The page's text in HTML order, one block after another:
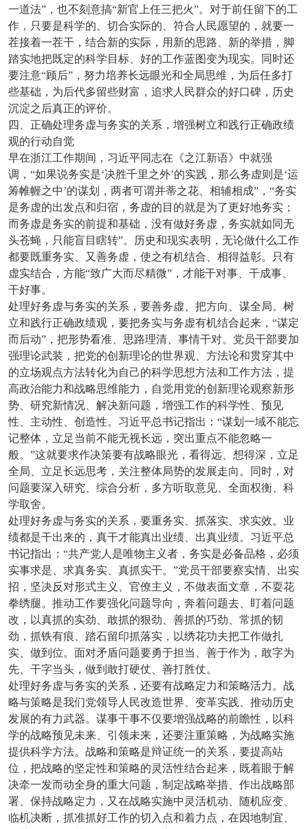
一道法”，也不刻意搞“新官上任三把火”。对于前任留下的工
作，只要是科学的、切合实际的、符合人民愿望的，就要一
茬接着一茬干，结合新的实际，用新的思路、新的举措，脚
踏实地把既定的科学目标、好的工作蓝图变为现实。同时还
要注意“顾后”，努力培养长远眼光和全局思维，为后任多打
些基础，为后代多留些财富，追求人民群众的好口碑，历史
沉淀之后真正的评价。
四、正确处理务虚与务实的关系，增强树立和践行正确政绩
观的行动自觉
早在浙江工作期间，习近平同志在《之江新语》中就强
调，“如果说务实是‘决胜千里之外’的实践，那么务虚则是‘运
筹帷幄之中’的谋划，两者可谓并蒂之花、相辅相成”，“务实
是务虚的出发点和归宿，务虚的目的就是为了更好地务实；
而务虚是务实的前提和基础，没有做好务虚，务实就如同无
头苍蝇，只能盲目瞎转”。历史和现实表明，无论做什么工作
都要既重务实、又善务虚，使之有机结合、相得益彰。只有
虚实结合，方能“致广大而尽精微”，才能干对事、干成事、
干好事。
处理好务虚与务实的关系，要善务虚、把方向、谋全局。树
立和践行正确政绩观，要把务实与务虚有机结合起来，“谋定
而后动”，把形势看准、思路理清、事情干对。党员干部要加
强理论武装，把党的创新理论的世界观、方法论和贯穿其中
的立场观点方法转化为自己的科学思想方法和工作方法，提
高政治能力和战略思维能力，自觉用党的创新理论观察新形
势、研究新情况、解决新问题，增强工作的科学性、预见
性、主动性、创造性。习近平总书记指出：“谋划一域不能忘
记整体，立足当前不能无视长远，突出重点不能忽略一
般。”这就要求作决策要有战略眼光，看得远、想得深，立足
全局、立足长远思考，关注整体局势的发展走向。同时，对
问题要深入研究、综合分析，多方听取意见、全面权衡、科
学取舍。
处理好务虚与务实的关系，要重务实、抓落实、求实效。业
绩都是干出来的，真干才能真出业绩、出真业绩。习近平总
书记指出：“共产党人是唯物主义者，务实是必备品格，必须
实事求是、求真务实、真抓实干。”党员干部要察实情、出实
招，坚决反对形式主义、官僚主义，不做表面文章，不耍花
拳绣腿。推动工作要强化问题导向，奔着问题去、盯着问题
改，以真抓的实劲、敢抓的狠劲、善抓的巧劲、常抓的韧
劲，抓铁有痕、踏石留印抓落实，以绣花功夫把工作做扎
实、做到位。面对矛盾问题要勇于担当、善于作为，敢字为
先、干字当头，做到敢打硬仗、善打胜仗。
处理好务虚与务实的关系，还要有战略定力和策略活力。战
略与策略是我们党领导人民改造世界、变革实践、推动历史
发展的有力武器。谋事干事不仅要增强战略的前瞻性，以科
学的战略预见未来、引领未来，还要注重策略，为战略实施
提供科学方法。战略和策略是辩证统一的关系，要提高站
位，把战略的坚定性和策略的灵活性结合起来，既着眼于解
决牵一发而动全身的重大问题，制定战略举措、作出战略部
署、保持战略定力，又在战略实施中灵活机动、随机应变、
临机决断，抓准抓好工作的切入点和着力点，在因地制宜、